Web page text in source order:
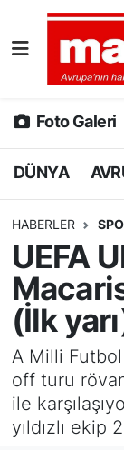
Foto Galeri
DÜNYA
HABERLER
UEFA
(İlk
A Milli Futbol
off turu
ile
yıldızlı ekip
DÜNYA
AVRUPA
SPOR
DEUTSCH
EKONOMİ
SİYASET
Nöbetçi
Hava
Namaz
Puan
Tüm
Son
Haber